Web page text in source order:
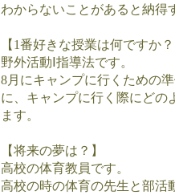
わからないことがあると納得
【1番好きな授業は何ですか
野外活動Ⅰ指導法です。
8月にキャンプに行くための
に、キャンプに行く際にどの
ます。
【将来の夢は？】
高校の体育教員です。
高校の時の体育の先生と部活